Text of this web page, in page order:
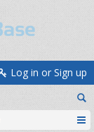
Log in or Sign up